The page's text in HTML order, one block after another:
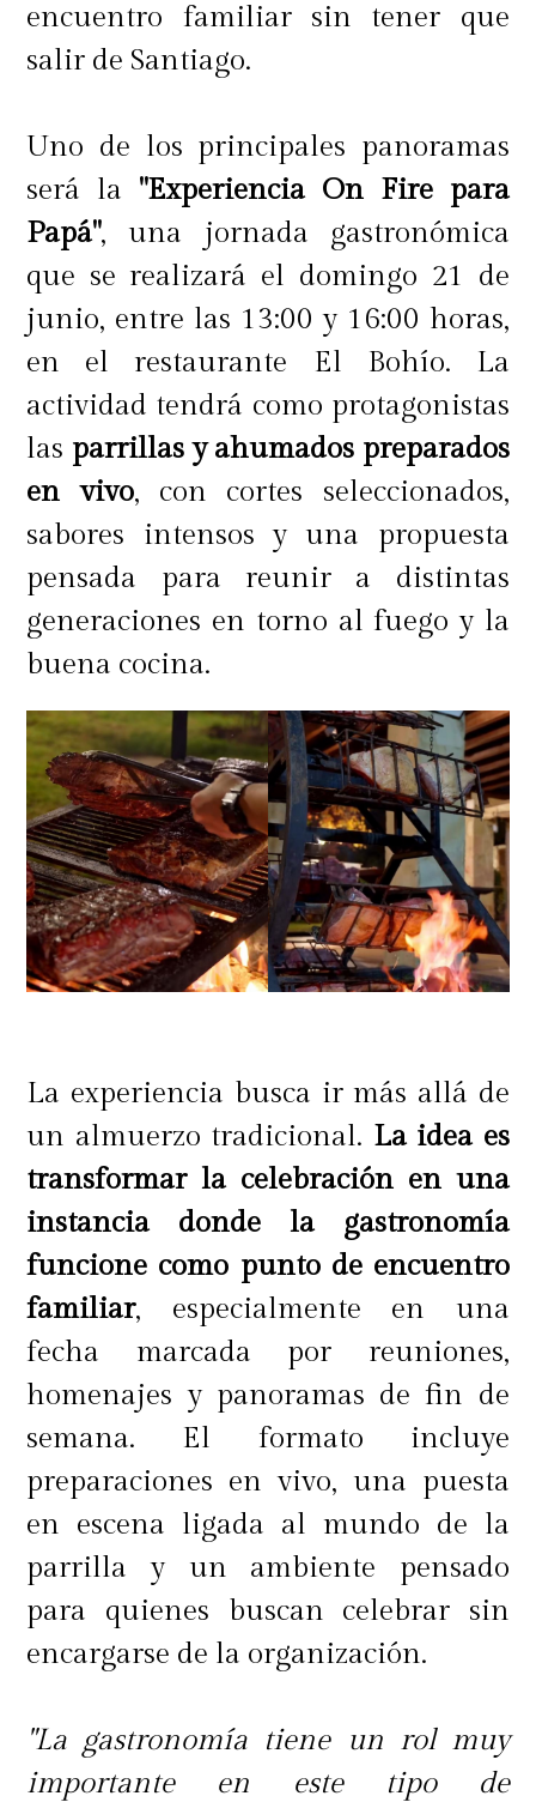
NomadtravelMug
que vayas! El icónico Mug de
Nespresso – esta vez lanzado en un
llamativo color lavanda – será el
compañero ideal para cualquier
aventura.
Puedes encontrar la colección de
verano,Barista Creations For Ice, en
cualquiera de las tiendas de la
marca, www.nespresso.com, o App
oficial, a partir del 04 de enero y
hasta agotar stock.
Te invitamos a seguir el Instagram
de la marca@nespresso.clpara estar
al día con sus últimas novedades.
M360 fue invitado al evento del
lanzamiento de esta nueva
colección. ¡Sé testigo de la
encuentro familiar sin tener que
salir de Santiago.
Uno de los principales panoramas
será la "Experiencia On Fire para
Papá", una jornada gastronómica
que se realizará el domingo 21 de
junio, entre las 13:00 y 16:00 horas,
en el restaurante El Bohío. La
actividad tendrá como protagonistas
las parrillas y ahumados preparados
en vivo, con cortes seleccionados,
sabores intensos y una propuesta
pensada para reunir a distintas
generaciones en torno al fuego y la
buena cocina.
La experiencia busca ir más allá de
un almuerzo tradicional. La idea es
transformar la celebración en una
instancia donde la gastronomía
funcione como punto de encuentro
familiar, especialmente en una
fecha marcada por reuniones,
homenajes y panoramas de fin de
semana. El formato incluye
preparaciones en vivo, una puesta
en escena ligada al mundo de la
parrilla y un ambiente pensado
para quienes buscan celebrar sin
encargarse de la organización.
"La gastronomía tiene un rol muy
importante en este tipo de